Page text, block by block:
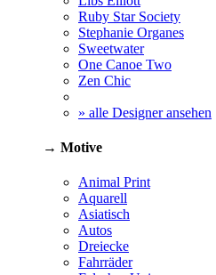
Ruby Star Society
Stephanie Organes
Sweetwater
One Canoe Two
Zen Chic
» alle Designer ansehen
→ Motive
Animal Print
Aquarell
Asiatisch
Autos
Dreiecke
Fahrräder